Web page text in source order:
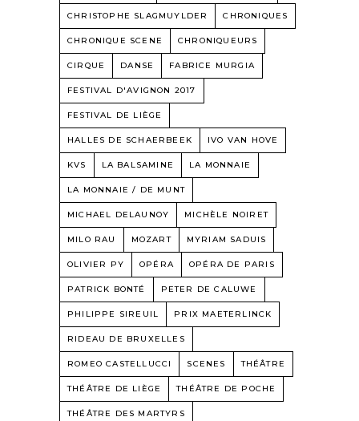
CHRISTOPHE SLAGMUYLDER CHRONIQUES
CHRONIQUE SCENE CHRONIQUEURS
CIRQUE DANSE FABRICE MURGIA
FESTIVAL D'AVIGNON 2017
FESTIVAL DE LIÈGE
HALLES DE SCHAERBEEK IVO VAN HOVE
KVS LA BALSAMINE LA MONNAIE
LA MONNAIE / DE MUNT
MICHAEL DELAUNOY MICHÈLE NOIRET
MILO RAU MOZART MYRIAM SADUIS
OLIVIER PY OPÉRA OPÉRA DE PARIS
PATRICK BONTÉ PETER DE CALUWE
PHILIPPE SIREUIL PRIX MAETERLINCK
RIDEAU DE BRUXELLES
ROMEO CASTELLUCCI SCENES THÉÂTRE
THÉÂTRE DE LIÈGE THÉÂTRE DE POCHE
THÉÂTRE DES MARTYRS